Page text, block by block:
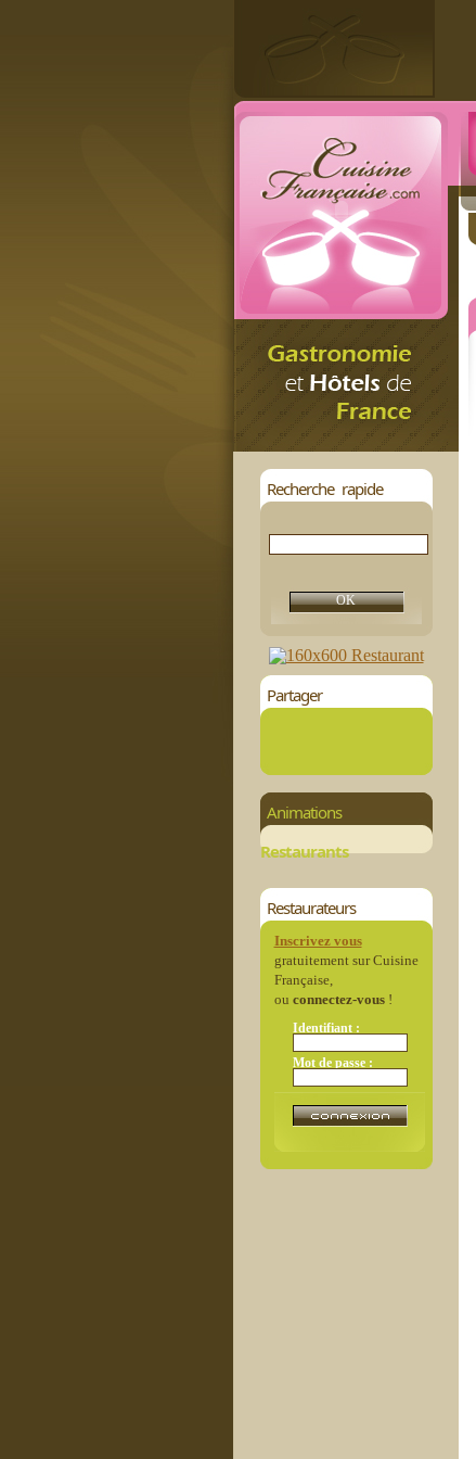
Recherche rapide
Partager
Animations
Restaurants
Restaurateurs
Inscrivez vous
gratuitement sur Cuisine
Française,
ou connectez-vous!
Identifiant :
Mot de passe :